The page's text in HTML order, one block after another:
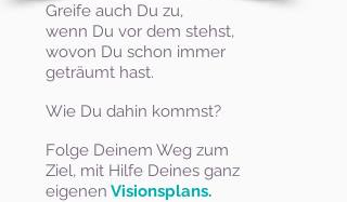
Greife auch Du zu,
wenn Du vor dem stehst,
wovon Du schon immer
geträumt hast.
Wie Du dahin kommst?
Folge Deinem Weg zum
Ziel, mit Hilfe Deines ganz
eigenen Visionsplans.